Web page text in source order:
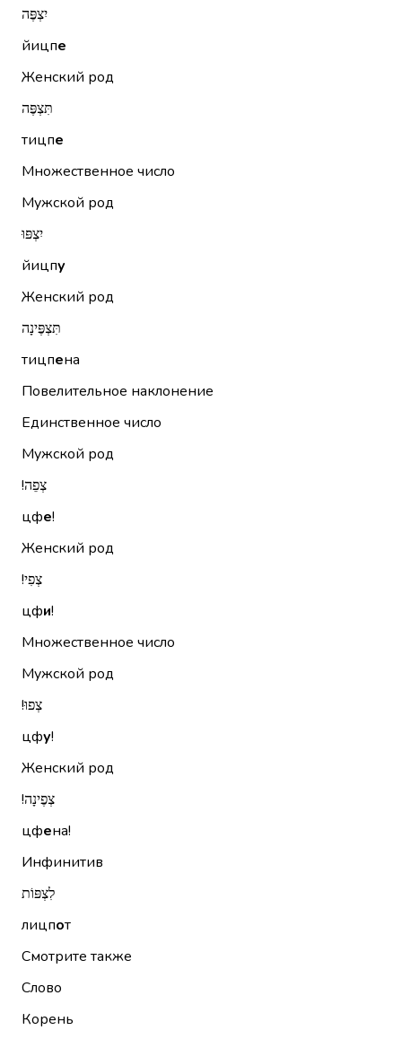
יִצְפֶּה
йицпе
Женский род
תִּצְפֶּה
тицпе
Множественное число
Мужской род
יִצְפּוּ
йицпу
Женский род
תִּצְפֶּינָה
тицпена
Повелительное наклонение
Единственное число
Мужской род
צְפֵה!‏
цфе!
Женский род
צְפִי!‏
цфи!
Множественное число
Мужской род
צְפוּ!‏
цфу!
Женский род
צְפֶינָה!‏
цфена!
Инфинитив
לִצְפּוֹת
лицпот
Смотрите также
Слово
Корень